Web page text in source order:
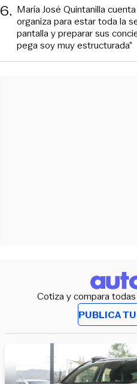
6. María José Quintanilla
organiza para estar toda la
pantalla y preparar sus
pega soy muy estructurada”
Cotiza y compara
PUBLICA